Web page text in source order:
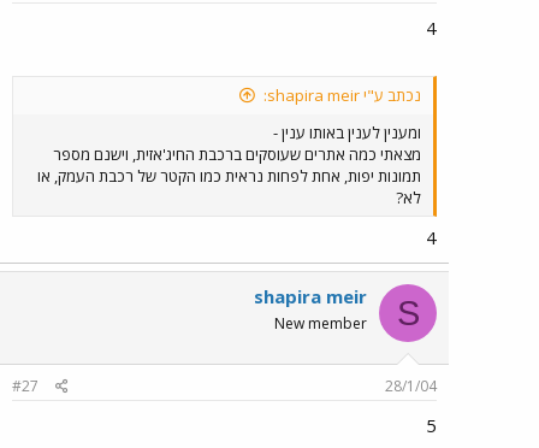
4
נכתב ע"י shapira meir:
ומענין לענין באותו ענין -
מצאתי כמה אתרים שעוסקים ברכבת החיג'אזית, וישנם מספר
תמונות יפות, אחת לפחות נראית כמו הקטר של רכבת העמק, או
לא?
4
S
shapira meir
New member
28/1/04
#27
5